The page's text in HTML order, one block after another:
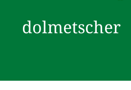
dolmetscher